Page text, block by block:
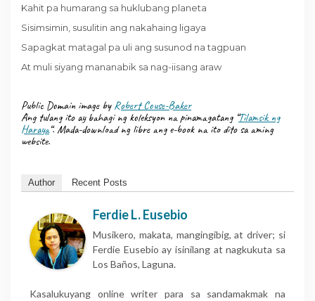
Kahit pa humarang sa huklubang planeta
Sisimsimin, susulitin ang nakahaing ligaya
Sapagkat matagal pa uli ang susunod na tagpuan
At muli siyang mananabik sa nag-iisang araw
Public Domain image by Robert Couse-Baker
Ang tulang ito ay bahagi ng koleksyon na pinamagatang “Tilamsik ng
Haraya“. Mada-download ng libre ang e-book na ito dito sa aming
website.
Author Recent Posts
Ferdie L. Eusebio
Musikero, makata, mangingibig, at driver; si
Ferdie Eusebio ay isinilang at nagkukuta sa
Los Baños, Laguna.
Kasalukuyang online writer para sa sandamakmak na